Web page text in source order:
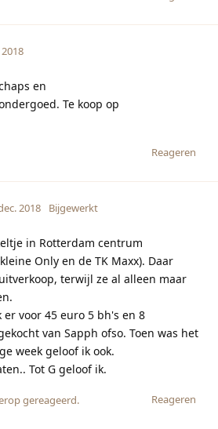
en
Te koop op
Reageren
2018 Bijgewerkt
in Rotterdam centrum
Only en de TK Maxx). Daar
terwijl ze al alleen maar
voor 45 euro 5 bh's en 8
van Sapph ofso. Toen was het
week geloof ik ook.
Tot G geloof ik.
Reageren
gereageerd.